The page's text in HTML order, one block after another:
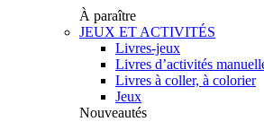
À paraître
JEUX ET ACTIVITÉS
Livres-jeux
Livres d’activités
Livres à coller, à colorier
Jeux
Nouveautés